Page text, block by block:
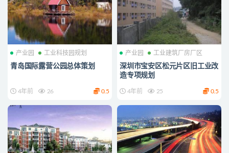
产业园 工业科技园规划
青岛国际露营公园总体策划
4年前 26 0.5
产业园 工业建筑厂房厂区
深圳市宝安区松元片区旧工业改
造专项规划
4年前 25 0.5